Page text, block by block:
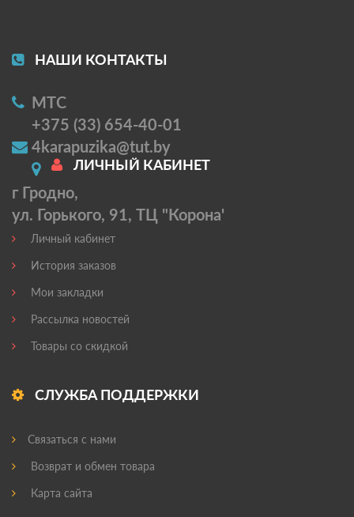
НАШИ КОНТАКТЫ
МТС
+375 (33) 654-40-01
4karapuzika@tut.by
г Гродно,
ул. Горького, 91, ТЦ "Корона'
ЛИЧНЫЙ КАБИНЕТ
Личный кабинет
История заказов
Мои закладки
Рассылка новостей
Товары со скидкой
СЛУЖБА ПОДДЕРЖКИ
Связаться с нами
Возврат и обмен товара
Карта сайта